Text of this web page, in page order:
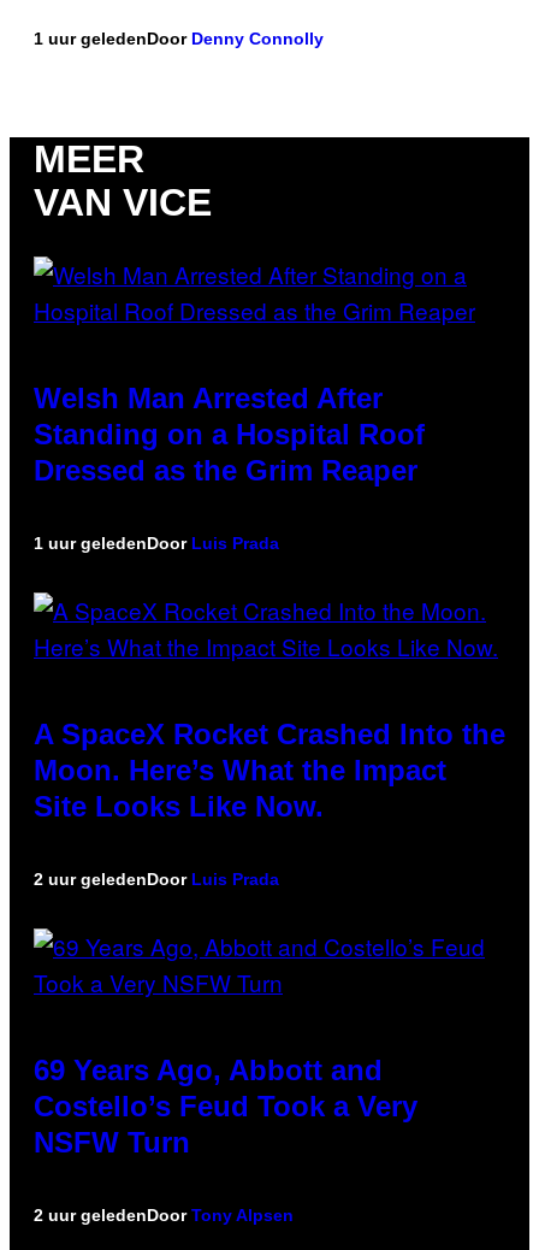
1 uur geledenDoor Denny Connolly
MEER
VAN VICE
Welsh Man Arrested After
Standing on a Hospital Roof
Dressed as the Grim Reaper
1 uur geledenDoor Luis Prada
A SpaceX Rocket Crashed Into the
Moon. Here’s What the Impact
Site Looks Like Now.
2 uur geledenDoor Luis Prada
69 Years Ago, Abbott and
Costello’s Feud Took a Very
NSFW Turn
2 uur geledenDoorTony Alpsen